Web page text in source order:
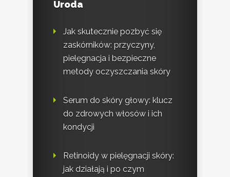
Uroda
Jak skutecznie pozbyć się
zaskórników: przyczyny,
pielęgnacja i bezpieczne
metody oczyszczania skóry
Serum do skóry głowy: klucz
do zdrowych włosów i ich
kondycji
Retinoidy w pielęgnacji skóry:
jak działają i po czym